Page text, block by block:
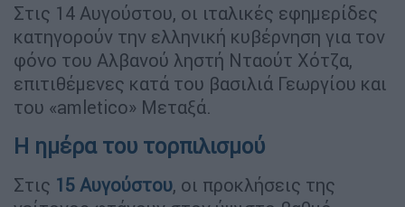
Στις 14 Αυγούστου, οι ιταλικές εφημερίδες
κατηγορούν την ελληνική κυβέρνηση για τον
φόνο του Αλβανού ληστή Νταούτ Χότζα,
επιτιθέμενες κατά του βασιλιά Γεωργίου και
του «amletico» Μεταξά.
Η ημέρα του τορπιλισμού
Στις 15 Αυγούστου, οι προκλήσεις της